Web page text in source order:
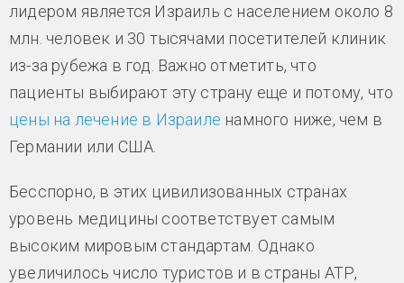
лидером является Израиль с населением около 8
млн. человек и 30 тысячами посетителей клиник
из-за рубежа в год. Важно отметить, что
пациенты выбирают эту страну еще и потому, что
цены на лечение в Израиле намного ниже, чем в
Германии или США.
Бесспорно, в этих цивилизованных странах
уровень медицины соответствует самым
высоким мировым стандартам. Однако
увеличилось число туристов и в страны АТР,